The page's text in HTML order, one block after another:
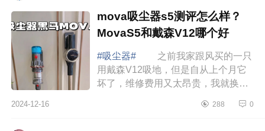
mova吸尘器s5测评怎么样？
MovaS5和戴森V12哪个好
#吸尘器#
之前我家跟风买的一只
用戴森V12吸地，但是自从上个月它
坏了，维修费用又太昂贵，我就换了
大家介绍下mova吸尘器s5测评怎么
2024-12-16 288 0